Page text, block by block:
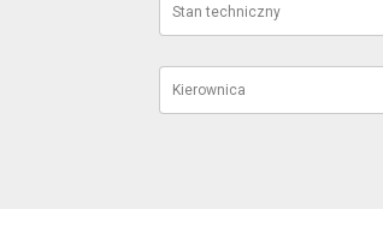
Stan techniczny
Kierownica